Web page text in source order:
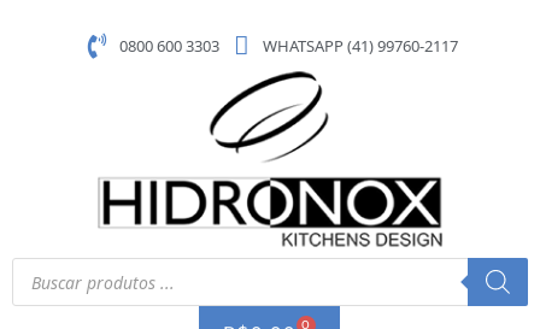
0800 600 3303 WHATSAPP (41) 99760-2117
Pesquisar
produtos
0